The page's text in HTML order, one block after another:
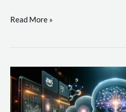
Desenvolvimento
um
com
AWS
Read More »